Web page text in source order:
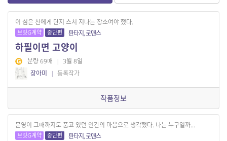
이 섬은 천에게 단지 스쳐 지나는 장소여야 했다.
브릿G계약 중단편 판타지, 로맨스
하필이면 고양이
분량 69매 | 3월 8일
장아미
| 등록작가
작품정보
문영이 그때까지도 품고 있던 인간의 마음으로 생각했다. 나는 누구일까...
브릿G계약 중단편 판타지, 로맨스